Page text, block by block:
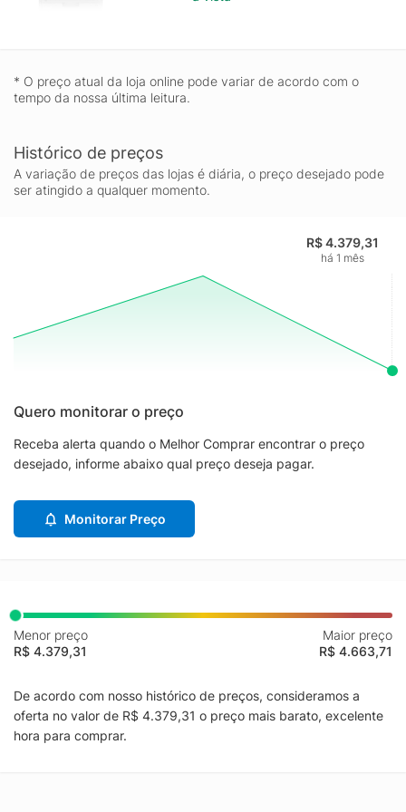
* O preço atual da loja online pode variar de acordo com o
tempo da nossa última leitura.
Histórico de preços
A variação de preços das lojas é diária, o preço desejado pode
ser atingido a qualquer momento.
R$ 4.379,31
há 1 mês
Quero monitorar o preço
Receba alerta quando o Melhor Comprar encontrar o preço
desejado, informe abaixo qual preço deseja pagar.
Monitorar Preço
Menor preço
R$ 4.379,31
Maior preço
R$ 4.663,71
De acordo com nosso histórico de preços, consideramos a
oferta no valor de R$ 4.379,31 o preço mais barato, excelente
hora para comprar.